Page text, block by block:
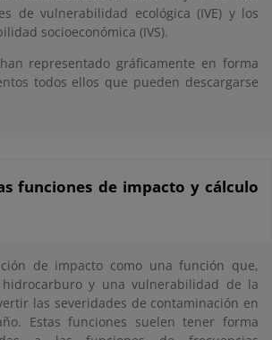
de vulnerabilidad ecológica (IVE) y los
socioeconómica (IVS).
representado gráficamente en forma
todos ellos que pueden descargarse
funciones de impacto y cálculo
de impacto como una función que,
y una vulnerabilidad de la
las severidades de contaminación en
Estas funciones suelen tener forma